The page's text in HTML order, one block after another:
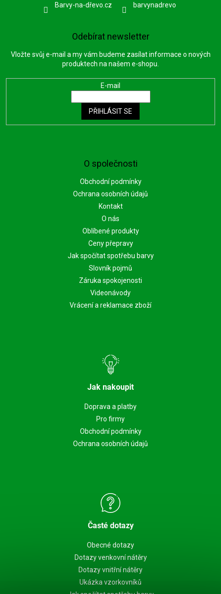
O společnosti
Obchodní podmínky
Ochrana osobních údajů
Kontakt
O nás
Oblíbené produkty
Ceny přepravy
Jak spočítat spotřebu barvy
Slovník pojmů
Záruka spokojenosti
Videonávody
Vrácení a reklamace zboží
Jak nakoupit
Doprava a platby
Pro firmy
Obchodní podmínky
Ochrana osobních údajů
Časté dotazy
Obecné dotazy
Dotazy venkovní nátěry
Dotazy vnitřní nátěry
Ukázka vzorkovníků
Barvy-na-dřevo.cz barvynadrevo
Odebírat newsletter
Vložte svůj e-mail a my vám budeme zasílat informace o nových
produktech na našem e-shopu.
E-mail
PŘIHLÁSIT SE